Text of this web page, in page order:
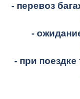
- перевоз
-
- при поездке